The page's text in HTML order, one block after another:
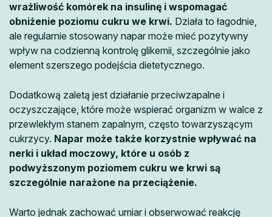
wrażliwość komórek na insulinę i wspomagać
obniżenie poziomu cukru we krwi. Działa to łagodnie,
ale regularnie stosowany napar może mieć pozytywny
wpływ na codzienną kontrolę glikemii, szczególnie jako
element szerszego podejścia dietetycznego.
Dodatkową zaletą jest działanie przeciwzapalne i
oczyszczające, które może wspierać organizm w walce z
przewlekłym stanem zapalnym, często towarzyszącym
cukrzycy. Napar może także korzystnie wpływać na
nerki i układ moczowy, które u osób z
podwyższonym poziomem cukru we krwi są
szczególnie narażone na przeciążenie.
Warto jednak zachować umiar i obserwować reakcję